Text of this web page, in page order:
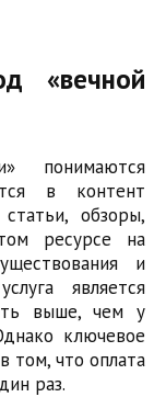
«вечной
понимаются
в контент
обзоры,
ресурсе на
и
является
выше, чем у
ключевое
том, что оплата
раз.